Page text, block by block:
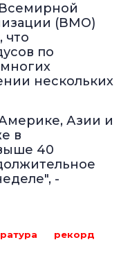
(ВМО)
что
по
нескольких
Азии и
в
40
-
рекорд